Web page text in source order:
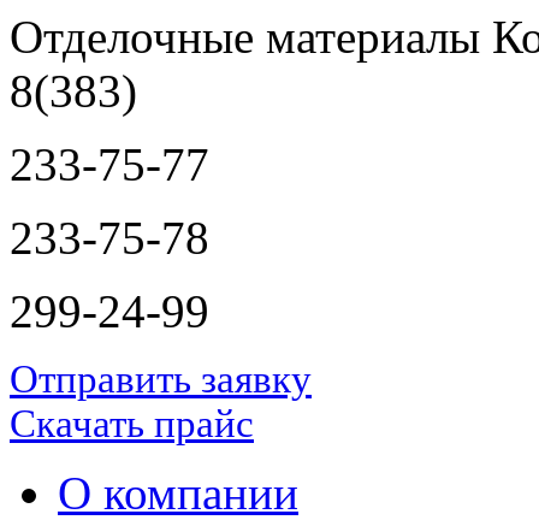
Отделочные материалы
8(383)
233-75-77
233-75-78
299-24-99
Отправить заявку
Скачать прайс
О компании